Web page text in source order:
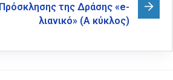
Πρόσκλησης της Δράσης «e-
λιανικό» (Α κύκλος)